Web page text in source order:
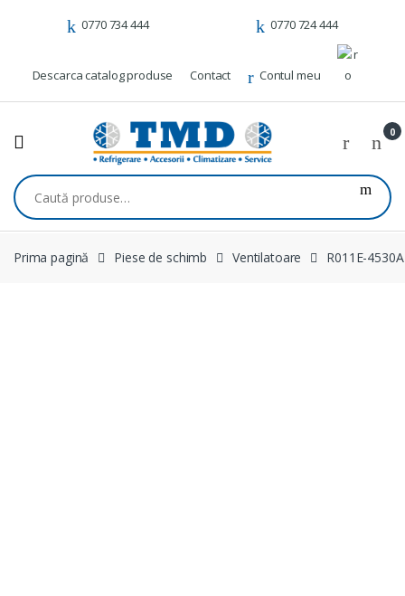
0770 734 444 0770 724 444
Descarca catalog produse Contact Contul meu
0
Caută după:
Prima pagină Piese de schimb Ventilatoare R011E-